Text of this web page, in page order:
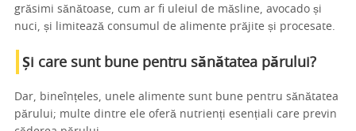
grăsimi sănătoase, cum ar fi uleiul de măsline, avocado și
nuci, și limitează consumul de alimente prăjite și procesate.
Și care sunt bune pentru sănătatea părului?
Dar, bineînțeles, unele alimente sunt bune pentru sănătatea
părului; multe dintre ele oferă nutrienți esențiali care previn